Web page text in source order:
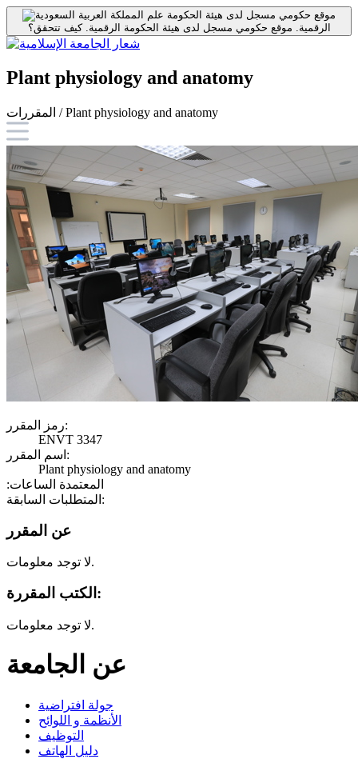
موقع حكومي مسجل لدى هيئة الحكومة
الرقمية. موقع حكومي مسجل لدى هيئة الحكومة الرقمية.كيف تتحقق؟
Plant physiology and anatomy
المقررات / Plant physiology and anatomy
رمز المقرر:
ENVT 3347
اسم المقرر:
Plant physiology and anatomy
:المعتمدة الساعات
المتطلبات السابقة:
عن المقرر
لا توجد معلومات.
الكتب المقررة:
لا توجد معلومات.
عن الجامعة
جولة افتراضية
الأنظمة و اللوائح
التوظيف
دليل الهاتف